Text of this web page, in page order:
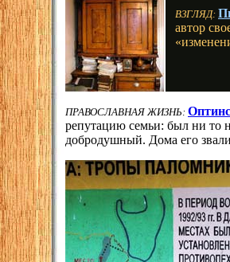
ВЗГЛЯД:
автор
ПРАВОСЛАВНАЯ ЖИЗНЬ:
репутацию семьи: был ни то
добродушный. Дома его